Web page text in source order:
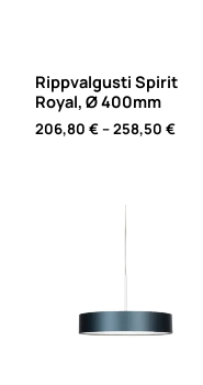
Rippvalgusti Spirit
Royal, Ø 400mm
206,80€–258,50€Price